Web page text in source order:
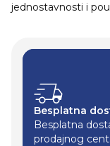
jednostavnosti i
Besplatna
Besplatna
prodajnog